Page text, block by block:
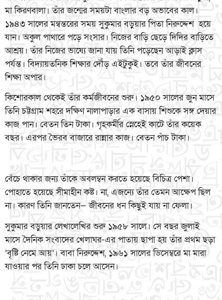
মা কিরণবালা। তাঁর জন্মের সময়টা বাংলার বড় অভাবের কাল।
১৯৪৩ সালের মন্বন্তরের সময় সুকুমার বড়ুয়ার পিতা নিরুদ্দেশ হয়ে
যান। অকুল পাথারে পড়ে সংসার। নিজের বাড়ি ছেড়ে দিদির বাড়িতে
আশ্রয়। তাঁর নিজের ভাষ্যে জানা যায় তিনি পড়েছেন আড়াই ক্লাস
পর্যন্ত। বিদ্যায়তনিক শিক্ষার দৌঁড় এইটুকুই। তবে তাঁর জীবনের
শিক্ষা অপার।
কিশোরকাল থেকেই তাঁর কর্মজীবনের শুরু। ১৯৫০ সালের জুন মাসে
তিনি চট্টগ্রাম শহরে দক্ষিণ নালাপাড়ার এক বাসায় শিশুকে সঙ্গ দেয়ার
কাজ পান। বেতন তিন টাকা। গৃহকর্মীর স্নেহেই কাটে তাঁর কয়েক
বছর। এরপর ভৈরব বাজারে রান্নার কাজ। বেতন পাঁচ টাকা।
বেঁচে থাকার জন্য তাঁকে অবলম্বন করতে হয়েছে বিচিত্র পেশা।
পোহাতে হয়েছে সীমাহীন কষ্ট। না, এজন্যে তাঁর তেমন আক্ষেপ ছিল
না। কারণ তিনি জানতেন— জীবনের ধন কিছুই যায় না ফেলা।
সুকুমার বড়ুয়ার লেখালেখির শুরু ১৯৫৮ সালে। সে বছর জুলাই
মাসে দৈনিক সংবাদের খেলাঘর-এর পাতায় ছাপা হয় তাঁর প্রথম ছড়া
‘বৃষ্টি নেমে আয়’। বাবা নিরুদ্দেশ, ১৯৬১ সালের ডিসেম্বরে মা মারা
যাওয়ার পর তিনি ঢাকা চলে আসেন।